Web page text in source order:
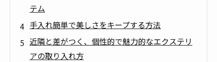
テム
手入れ簡単で美しさをキープする方法
近隣と差がつく、個性的で魅力的なエクステリ
アの取り入れ方